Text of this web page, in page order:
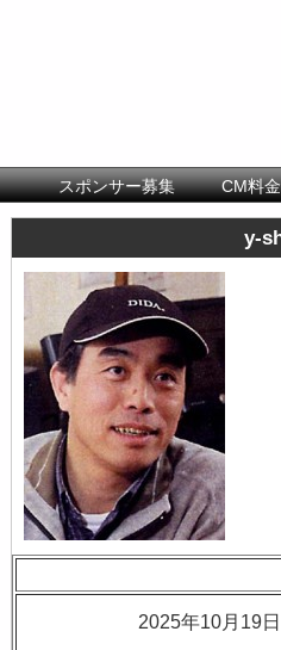
スポンサー募集 CM料
y-
2025年10月19